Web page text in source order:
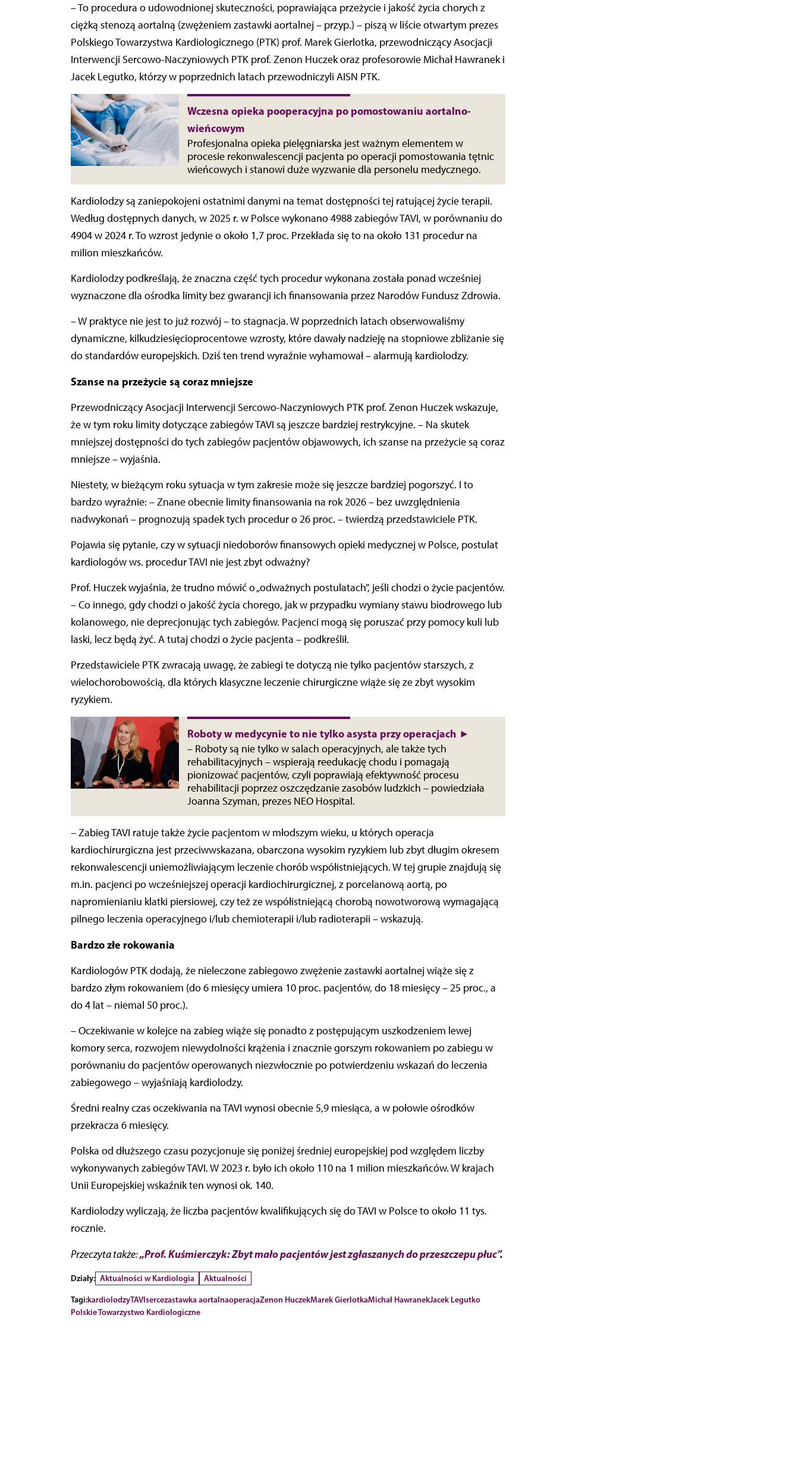
– To procedura o udowodnionej skuteczności, poprawiająca przeżycie i jakość życia chorych z
ciężką stenozą aortalną (zwężeniem zastawki aortalnej – przyp.) – piszą w liście otwartym prezes
Polskiego Towarzystwa Kardiologicznego (PTK) prof. Marek Gierlotka, przewodniczący Asocjacji
Interwencji Sercowo-Naczyniowych PTK prof. Zenon Huczek oraz profesorowie Michał Hawranek i
Jacek Legutko, którzy w poprzednich latach przewodniczyli AISN PTK.
Wczesna opieka pooperacyjna po pomostowaniu aortalno-
wieńcowym
Profesjonalna opieka pielęgniarska jest ważnym elementem w
procesie rekonwalescencji pacjenta po operacji pomostowania tętnic
wieńcowych i stanowi duże wyzwanie dla personelu medycznego.
Kardiolodzy są zaniepokojeni ostatnimi danymi na temat dostępności tej ratującej życie terapii.
Według dostępnych danych, w 2025 r. w Polsce wykonano 4988 zabiegów TAVI, w porównaniu do
4904 w 2024 r. To wzrost jedynie o około 1,7 proc. Przekłada się to na około 131 procedur na
milion mieszkańców.
Kardiolodzy podkreślają, że znaczna część tych procedur wykonana została ponad wcześniej
wyznaczone dla ośrodka limity bez gwarancji ich finansowania przez Narodów Fundusz Zdrowia.
– W praktyce nie jest to już rozwój – to stagnacja. W poprzednich latach obserwowaliśmy
dynamiczne, kilkudziesięcioprocentowe wzrosty, które dawały nadzieję na stopniowe zbliżanie się
do standardów europejskich. Dziś ten trend wyraźnie wyhamował – alarmują kardiolodzy.
Szanse na przeżycie są coraz mniejsze
Przewodniczący Asocjacji Interwencji Sercowo-Naczyniowych PTK prof. Zenon Huczek wskazuje,
że w tym roku limity dotyczące zabiegów TAVI są jeszcze bardziej restrykcyjne. – Na skutek
mniejszej dostępności do tych zabiegów pacjentów objawowych, ich szanse na przeżycie są coraz
mniejsze – wyjaśnia.
Niestety, w bieżącym roku sytuacja w tym zakresie może się jeszcze bardziej pogorszyć. I to
bardzo wyraźnie: – Znane obecnie limity finansowania na rok 2026 – bez uwzględnienia
nadwykonań – prognozują spadek tych procedur o 26 proc. – twierdzą przedstawiciele PTK.
Pojawia się pytanie, czy w sytuacji niedoborów finansowych opieki medycznej w Polsce, postulat
kardiologów ws. procedur TAVI nie jest zbyt odważny?
Prof. Huczek wyjaśnia, że trudno mówić o „odważnych postulatach”, jeśli chodzi o życie pacjentów.
– Co innego, gdy chodzi o jakość życia chorego, jak w przypadku wymiany stawu biodrowego lub
kolanowego, nie deprecjonując tych zabiegów. Pacjenci mogą się poruszać przy pomocy kuli lub
laski, lecz będą żyć. A tutaj chodzi o życie pacjenta – podkreślił.
Przedstawiciele PTK zwracają uwagę, że zabiegi te dotyczą nie tylko pacjentów starszych, z
wielochorobowością, dla których klasyczne leczenie chirurgiczne wiąże się ze zbyt wysokim
ryzykiem.
Roboty w medycynie to nie tylko asysta przy operacjach ►
– Roboty są nie tylko w salach operacyjnych, ale także tych
rehabilitacyjnych – wspierają reedukację chodu i pomagają
pionizować pacjentów, czyli poprawiają efektywność procesu
rehabilitacji poprzez oszczędzanie zasobów ludzkich – powiedziała
Joanna Szyman, prezes NEO Hospital.
– Zabieg TAVI ratuje także życie pacjentom w młodszym wieku, u których operacja
kardiochirurgiczna jest przeciwwskazana, obarczona wysokim ryzykiem lub zbyt długim okresem
rekonwalescencji uniemożliwiającym leczenie chorób współistniejących. W tej grupie znajdują się
m.in. pacjenci po wcześniejszej operacji kardiochirurgicznej, z porcelanową aortą, po
napromienianiu klatki piersiowej, czy też ze współistniejącą chorobą nowotworową wymagającą
pilnego leczenia operacyjnego i/lub chemioterapii i/lub radioterapii – wskazują.
Bardzo złe rokowania
Kardiologów PTK dodają, że nieleczone zabiegowo zwężenie zastawki aortalnej wiąże się z
bardzo złym rokowaniem (do 6 miesięcy umiera 10 proc. pacjentów, do 18 miesięcy – 25 proc., a
do 4 lat – niemal 50 proc.).
– Oczekiwanie w kolejce na zabieg wiąże się ponadto z postępującym uszkodzeniem lewej
komory serca, rozwojem niewydolności krążenia i znacznie gorszym rokowaniem po zabiegu w
porównaniu do pacjentów operowanych niezwłocznie po potwierdzeniu wskazań do leczenia
zabiegowego – wyjaśniają kardiolodzy.
Średni realny czas oczekiwania na TAVI wynosi obecnie 5,9 miesiąca, a w połowie ośrodków
przekracza 6 miesięcy.
Polska od dłuższego czasu pozycjonuje się poniżej średniej europejskiej pod względem liczby
wykonywanych zabiegów TAVI. W 2023 r. było ich około 110 na 1 milion mieszkańców. W krajach
Unii Europejskiej wskaźnik ten wynosi ok. 140.
Kardiolodzy wyliczają, że liczba pacjentów kwalifikujących się do TAVI w Polsce to około 11 tys.
rocznie.
Przeczyta także:„Prof. Kuśmierczyk: Zbyt mało pacjentów jest zgłaszanych do przeszczepu płuc”.
Działy: Aktualności w Kardiologia
Aktualności
Tagi:kardiolodzyTAVIsercezastawka aortalnaoperacjaZenon HuczekMarek GierlotkaMichał HawranekJacek Legutko
Polskie Towarzystwo Kardiologiczne